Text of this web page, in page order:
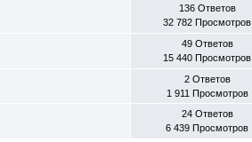
136 Ответов
32 782 Просмотров
49 Ответов
15 440 Просмотров
2 Ответов
1 911 Просмотров
24 Ответов
6 439 Просмотров